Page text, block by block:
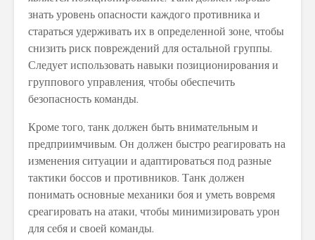
знать уровень опасности каждого противника и
стараться удерживать их в определенной зоне, чтобы
снизить риск повреждений для остальной группы.
Следует использовать навыки позиционирования и
группового управления, чтобы обеспечить
безопасность команды.
Кроме того, танк должен быть внимательным и
предприимчивым. Он должен быстро реагировать на
изменения ситуации и адаптироваться под разные
тактики боссов и противников. Танк должен
понимать основные механики боя и уметь вовремя
среагировать на атаки, чтобы минимизировать урон
для себя и своей команды.